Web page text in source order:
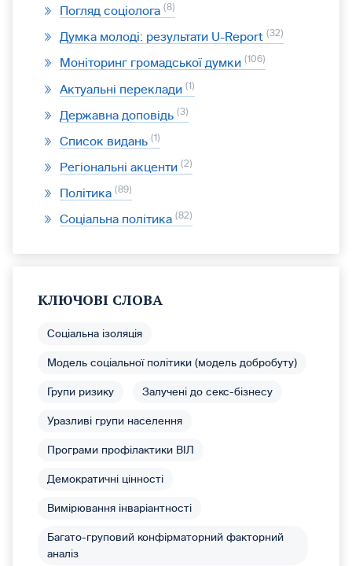
Погляд соціолога 8
Думка молоді: результати U-Report 32
Моніторинг громадської думки 106
Актуальні переклади 1
Державна доповідь 3
Список видань 1
Регіональні акценти 2
Політика 89
Соціальна політика 82
КЛЮЧОВІ СЛОВА
Соціальна ізоляція
Модель соціальної політики (модель добробуту)
Групи ризику Залучені до секс-бізнесу
Уразливі групи населення
Програми профілактики ВІЛ
Демократичні цінності
Вимірювання інваріантності
Багато-груповий конфірматорний факторний
аналіз